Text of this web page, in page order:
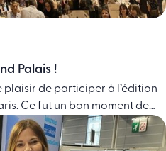
Palais !
plaisir de participer à l’édition
Ce fut un bon moment de
nos ouvrages. Nous avons
avec des lecteurs